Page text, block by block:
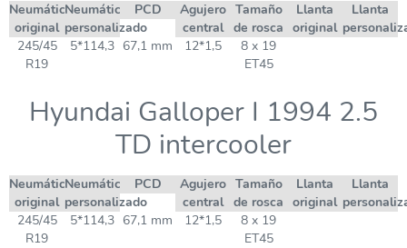
Neumático
original
Neumático
personalizado
PCD
Agujero
central
Tamaño
de rosca
Llanta
original
Llanta
245/45
R19
5*114,3 67,1 mm 12*1,5
8 x 19
ET45
Hyundai Galloper I 1994 2.5
TD intercooler
Neumático
original
Neumático
personalizado
PCD
Agujero
central
Tamaño
de rosca
Llanta
original
Llanta
245/45
R19
5*114,3 67,1 mm 12*1,5
8 x 19
ET45